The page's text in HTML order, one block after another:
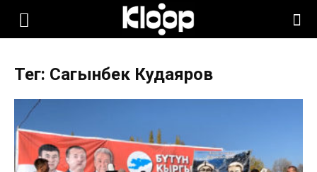
KLOOP.KG
Новости
Тег: Сагынбек Кудаяров